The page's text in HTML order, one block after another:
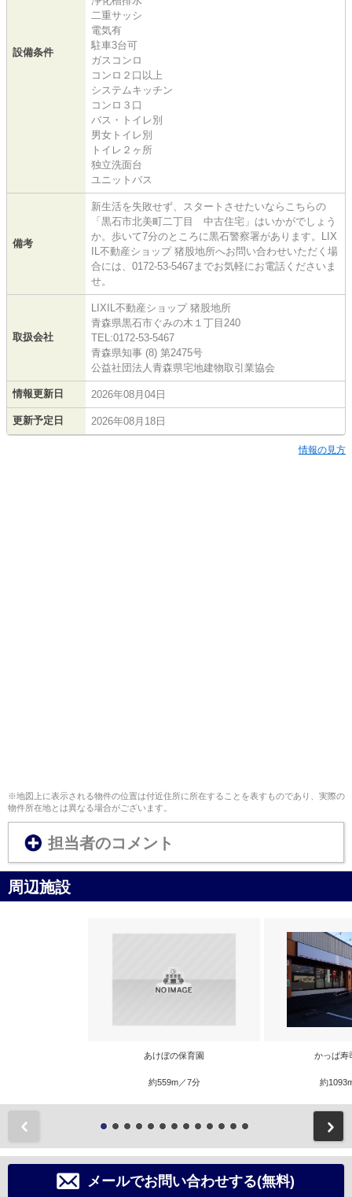
設備条件
二重サッシ
電気有
駐車3台可
ガスコンロ
コンロ２口以上
システムキッチン
コンロ３口
バス・トイレ別
男女トイレ別
トイレ２ヶ所
独立洗面台
ユニットバス
備考
新生活を失敗せず、スタートさせたいならこちらの
「黒石市北美町二丁目 中古住宅」はいかがでしょう
か。歩いて7分のところに黒石警察署があります。LIX
IL不動産ショップ 猪股地所へお問い合わせいただく場
合には、0172-53-5467までお気軽にお電話くださいま
せ。
取扱会社
LIXIL不動産ショップ 猪股地所
青森県黒石市ぐみの木１丁目240
TEL:0172-53-5467
青森県知事 (8) 第2475号
公益社団法人青森県宅地建物取引業協会
情報更新日 2026年08月04日
更新予定日 2026年08月18日
情報の見方
※地図上に表示される物件の位置は付近住所に所在することを表すものであり、実際の
物件所在地とは異なる場合がございます。
担当者のコメント
周辺施設
あけぼの保育園
約559m／7分
かっぱ寿
約
メールでお問い合わせする(無料)